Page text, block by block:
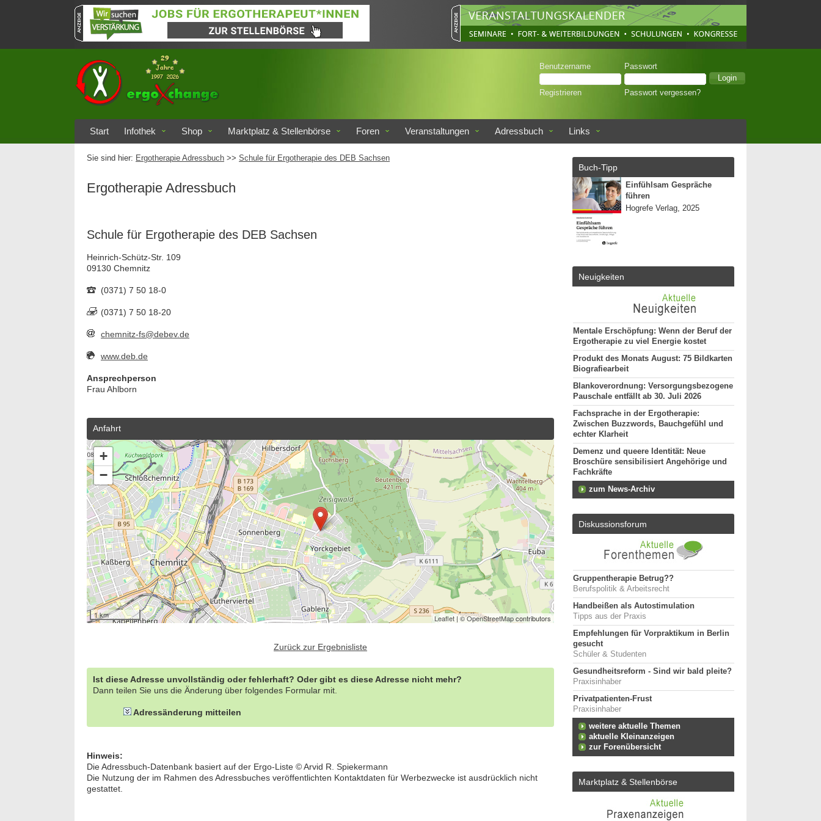
Benutzername Passwort
Registrieren Passwort vergessen?
Start Infothek Shop Marktplatz & Stellenbörse Foren Veranstaltungen Adressbuch Links
Sie sind hier: Ergotherapie Adressbuch >> Schule für Ergotherapie des DEB Sachsen
Ergotherapie Adressbuch
Schule für Ergotherapie des DEB Sachsen
Heinrich-Schütz-Str. 109
09130 Chemnitz
(0371) 7 50 18-0
(0371) 7 50 18-20
chemnitz-fs@debev.de
www.deb.de
Ansprechperson
Frau Ahlborn
Anfahrt
+
−
1 km Leaflet| ©OpenStreetMapcontributors
Zurück zur Ergebnisliste
Ist diese Adresse unvollständig oder fehlerhaft? Oder gibt es diese Adresse nicht mehr?
Dann teilen Sie uns die Änderung über folgendes Formular mit.
Adressänderung mitteilen
Hinweis:
Die Adressbuch-Datenbank basiert auf der Ergo-Liste © Arvid R. Spiekermann
Die Nutzung der im Rahmen des Adressbuches veröffentlichten Kontaktdaten für Werbezwecke ist ausdrücklich nicht
gestattet.
Buch-Tipp
Einfühlsam Gespräche
führen
Hogrefe Verlag, 2025
Neuigkeiten
Mentale Erschöpfung: Wenn der Beruf der
Ergotherapie zu viel Energie kostet
Produkt des Monats August: 75 Bildkarten
Biografiearbeit
Blankoverordnung: Versorgungsbezogene
Pauschale entfällt ab 30. Juli 2026
Fachsprache in der Ergotherapie:
Zwischen Buzzwords, Bauchgefühl und
echter Klarheit
Demenz und queere Identität: Neue
Broschüre sensibilisiert Angehörige und
Fachkräfte
zum News-Archiv
Diskussionsforum
Gruppentherapie Betrug??
Berufspolitik & Arbeitsrecht
Handbeißen als Autostimulation
Tipps aus der Praxis
Empfehlungen für Vorpraktikum in Berlin
gesucht
Schüler & Studenten
Gesundheitsreform - Sind wir bald pleite?
Praxisinhaber
Privatpatienten-Frust
Praxisinhaber
weitere aktuelle Themen
aktuelle Kleinanzeigen
zur Forenübersicht
Marktplatz & Stellenbörse